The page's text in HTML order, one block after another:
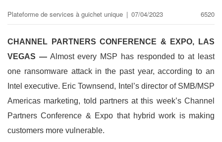
Plateforme de services à guichet unique | 07/04/2023 6520
CHANNEL PARTNERS CONFERENCE & EXPO, LAS
VEGAS —Almost every MSP has responded to at least
one ransomware attack in the past year, according to an
Intel executive. Eric Townsend, Intel’s director of SMB/MSP
Americas marketing, told partners at this week’s Channel
Partners Conference & Expo that hybrid work is making
customers more vulnerable.